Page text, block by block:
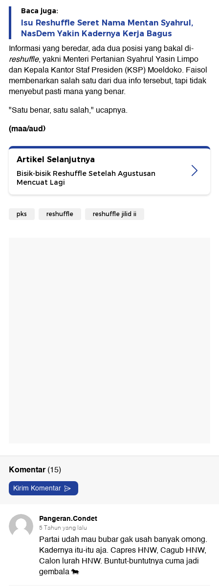
Baca juga:
Isu Reshuffle Seret Nama Mentan Syahrul,
NasDem Yakin Kadernya Kerja Bagus
Informasi yang beredar, ada dua posisi yang bakal di-
reshuffle, yakni Menteri Pertanian Syahrul Yasin Limpo
dan Kepala Kantor Staf Presiden (KSP) Moeldoko. Faisol
membenarkan salah satu dari dua info tersebut, tapi tidak
menyebut pasti mana yang benar.
"Satu benar, satu salah," ucapnya.
(maa/aud)
Artikel Selanjutnya
Bisik-bisik Reshuffle Setelah Agustusan
Mencuat Lagi
pks reshuffle reshuffle jilid ii